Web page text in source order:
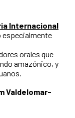
Internacional
especialmente
orales que
amazónico, y
Valdelomar-